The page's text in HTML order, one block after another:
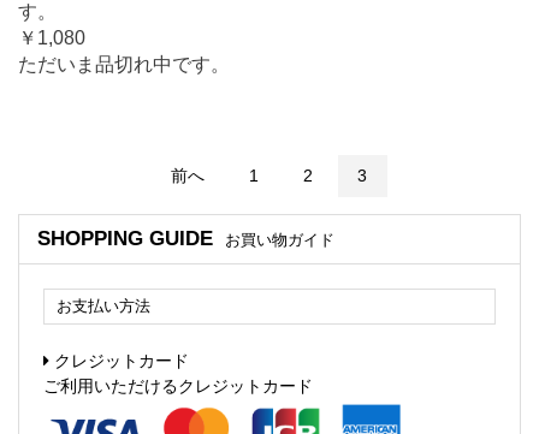
す。
￥1,080
ただいま品切れ中です。
前へ 1 2 3
SHOPPING GUIDE お買い物ガイド
お支払い方法
クレジットカード
ご利用いただけるクレジットカード